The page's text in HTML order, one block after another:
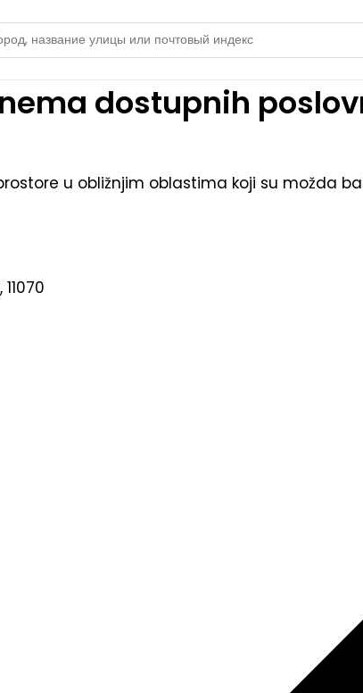
dostupnih
u obližnjim oblastima koji su možda